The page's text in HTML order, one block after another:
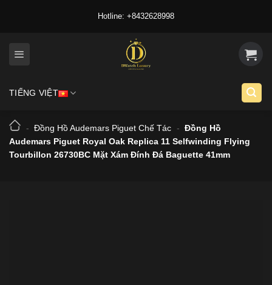
Hotline: +8432628998
TIẾNG VIỆT
- Đồng Hồ Audemars Piguet Chế Tác - Đồng Hồ
Audemars Piguet Royal Oak Replica 11 Selfwinding Flying
Tourbillon 26730BC Mặt Xám Đính Đá Baguette 41mm